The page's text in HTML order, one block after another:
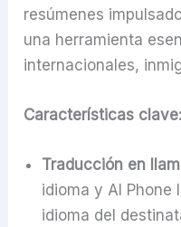
resúmenes
una herramienta
internacionales,
Características clave:
Traducción en
idioma y AI Phone
idioma del